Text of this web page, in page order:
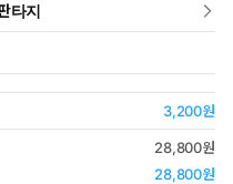
타지
3,200원
28,800원
28,800원